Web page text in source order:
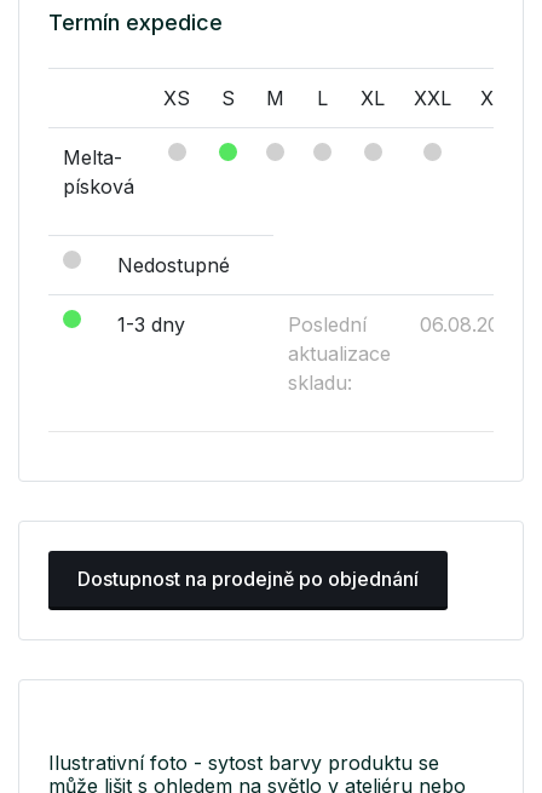
Termín expedice
XS S M L XL XXL XXXL
Melta-
písková
Nedostupné
1-3 dny
Poslední
aktualizace
skladu:
06.08.2026
Dostupnost na prodejně po objednání
Ilustrativní foto - sytost barvy produktu se
může lišit s ohledem na světlo v ateliéru nebo